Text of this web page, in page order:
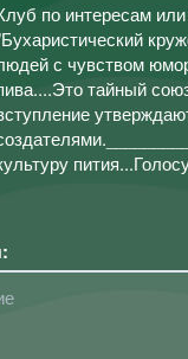
по интересам
с чувством
тайный